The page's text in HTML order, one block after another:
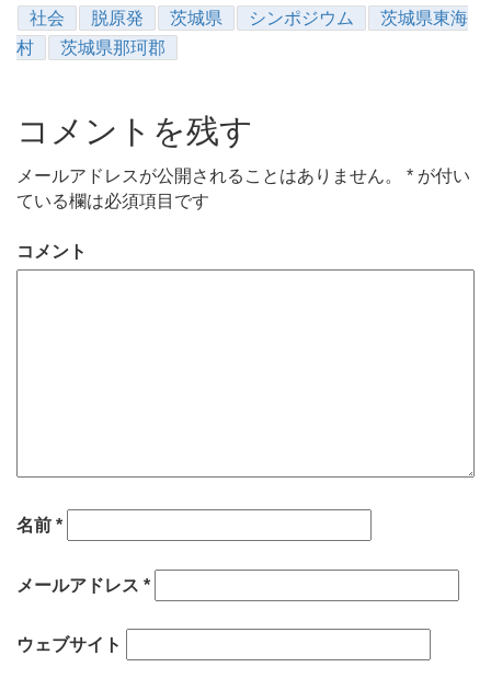
社会 脱原発 茨城県 シンポジウム
茨城県東海
村
茨城県那珂郡
コメントを残す
メールアドレスが公開されることはありません。 * が付い
ている欄は必須項目です
コメント
名前 *
メールアドレス *
ウェブサイト